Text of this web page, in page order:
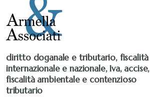
diritto doganale e tributario, fiscalità
internazionale e nazionale, Iva, accise,
fiscalità ambientale e contenzioso
tributario